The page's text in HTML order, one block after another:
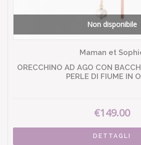
Non disponibile
Maman et
ORECCHINO AD AGO CON
PERLE DI FIUME IN
€149.00
DETTAGLI